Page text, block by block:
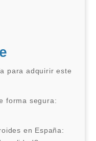
para adquirir este
forma segura:
en España: